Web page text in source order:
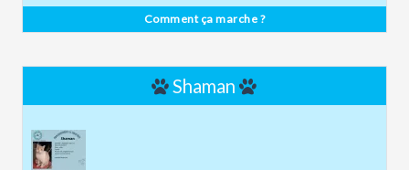
Comment ça marche ?
Shaman